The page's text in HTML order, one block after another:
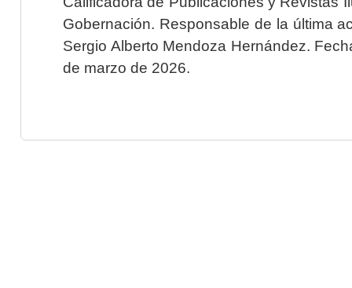
Gobernación. Responsable de la última
Sergio Alberto Mendoza Hernández.
de marzo de 2026.